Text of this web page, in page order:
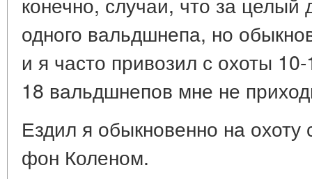
одного вальдшнепа, но
и я часто привозил с охоты
18 вальдшнепов мне не
Ездил я обыкновенно на
фон Коленом.